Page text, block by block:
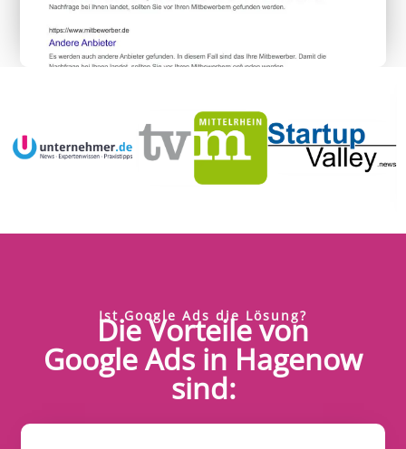
Ist Google Ads die Lösung?
Die Vorteile von
Google Ads in Hagenow
sind: